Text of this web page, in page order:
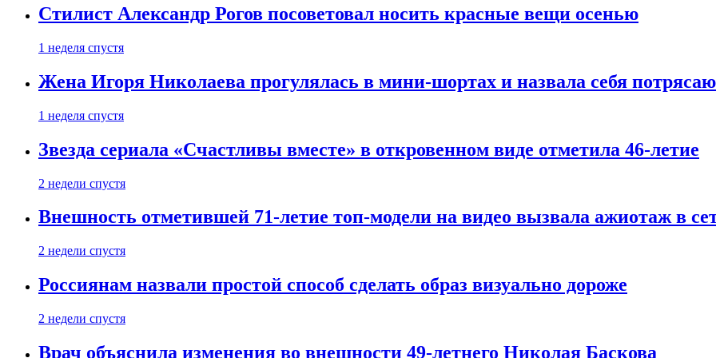
Стилист Александр Рогов посоветовал носить красные вещи осенью
1 неделя спустя
Жена Игоря Николаева прогулялась в мини-шортах и назвала себя
1 неделя спустя
Звезда сериала «Счастливы вместе» в откровенном виде отметила 46-летие
2 недели спустя
Внешность отметившей 71-летие топ-модели на видео вызвала ажиотаж в
2 недели спустя
Россиянам назвали простой способ сделать образ визуально дороже
2 недели спустя
Врач объяснила изменения во внешности 49-летнего Николая Баскова